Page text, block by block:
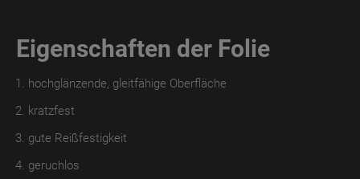
TroLEATHER
X
MATT
TroPROTECT-
Eigenschaften der Folie
hochglänzende, gleitfähige Oberfläche
kratzfest
gute Reißfestigkeit
geruchlos